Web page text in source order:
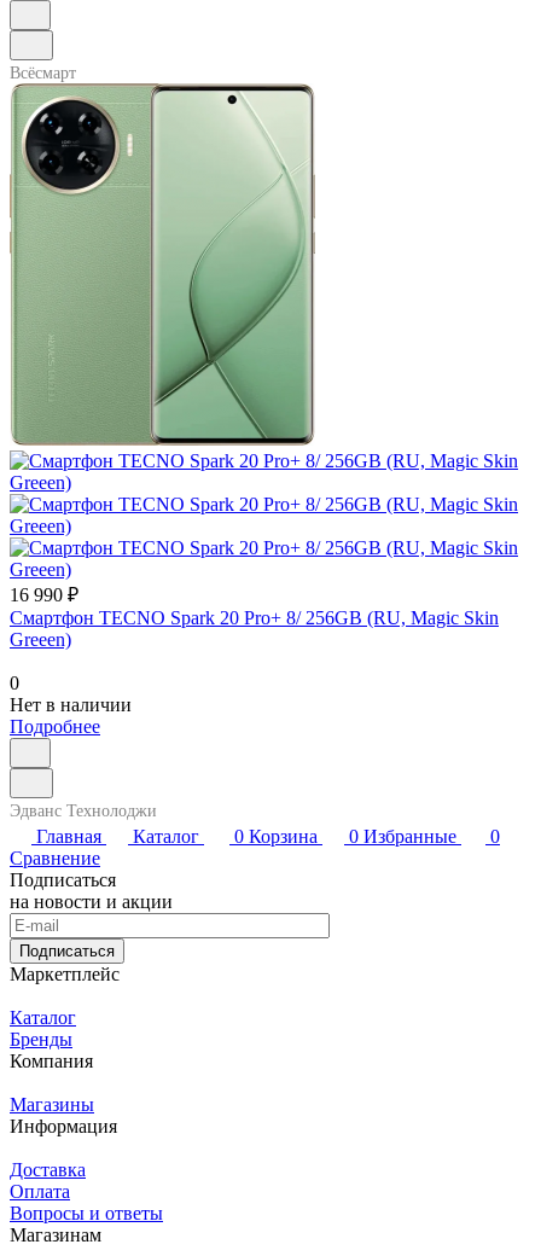
Всёсмарт
16 990 ₽
Смартфон TECNO Spark 20 Pro+ 8/ 256GB (RU, Magic Skin
Greeen)
0
Нет в наличии
Подробнее
Эдванс Технолоджи
Главная Каталог 0 Корзина 0 Избранные
0
Сравнение
Подписаться
на новости и акции
Подписаться
Маркетплейс
Каталог
Бренды
Компания
Магазины
Информация
Доставка
Оплата
Вопросы и ответы
Магазинам